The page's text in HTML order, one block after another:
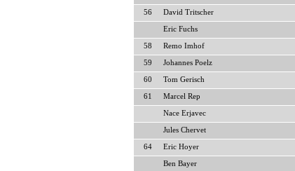
56 David Tritscher
Eric Fuchs
58 Remo Imhof
59 Johannes Poelz
60 Tom Gerisch
61 Marcel Rep
Nace Erjavec
Jules Chervet
64 Eric Hoyer
Ben Bayer